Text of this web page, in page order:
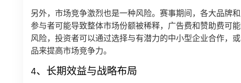
另外，市场竞争激烈也是一种风险。赛事期间，各大品牌
参与者可能导致整体市场份额被稀释，广告费和赞助费可
风险，投资者可以通过选择与有潜力的中小型企业合作，
品来提高市场竞争力。
4、长期效益与战略布局